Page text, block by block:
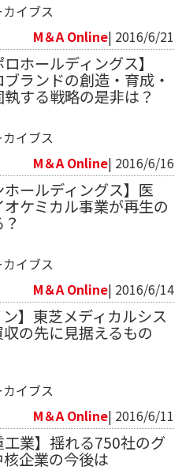
イブス
M＆A Online| 2016/6/21
ロホールディングス】
ランドの創造・育成・
する戦略の是非は？
イブス
M＆A Online| 2016/6/16
ホールディングス】医
ケミカル事業が再生の
イブス
M＆A Online| 2016/6/14
ン】東芝メディカルシス
の先に見据えるもの
イブス
M＆A Online| 2016/6/11
工業】揺れる750社のグ
企業の今後は